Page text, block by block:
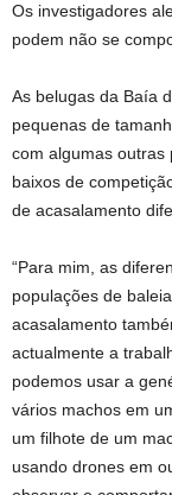
Os investigadores
podem não se
As belugas da Baía
pequenas de
com algumas outras
baixos de
de acasalamento
“Para mim, as
populações de
acasalamento
actualmente a
podemos usar a
vários machos em
um filhote de um
usando drones em